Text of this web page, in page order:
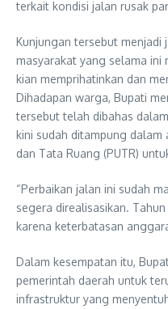
terkait kondisi jalan rusak
Kunjungan tersebut menjadi
masyarakat yang selama ini
kian memprihatinkan dan
Dihadapan warga, Bupati
tersebut telah dibahas
kini sudah ditampung dalam
dan Tata Ruang (PUTR)
“Perbaikan jalan ini sudah
segera direalisasikan.
karena keterbatasan
Dalam kesempatan itu,
pemerintah daerah untuk
infrastruktur yang